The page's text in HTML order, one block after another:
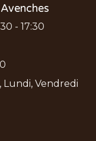
- 17:30
Lundi, Vendredi